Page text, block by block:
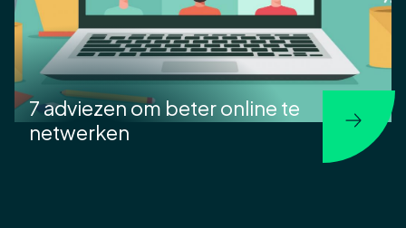
7 adviezen om beter online te
netwerken